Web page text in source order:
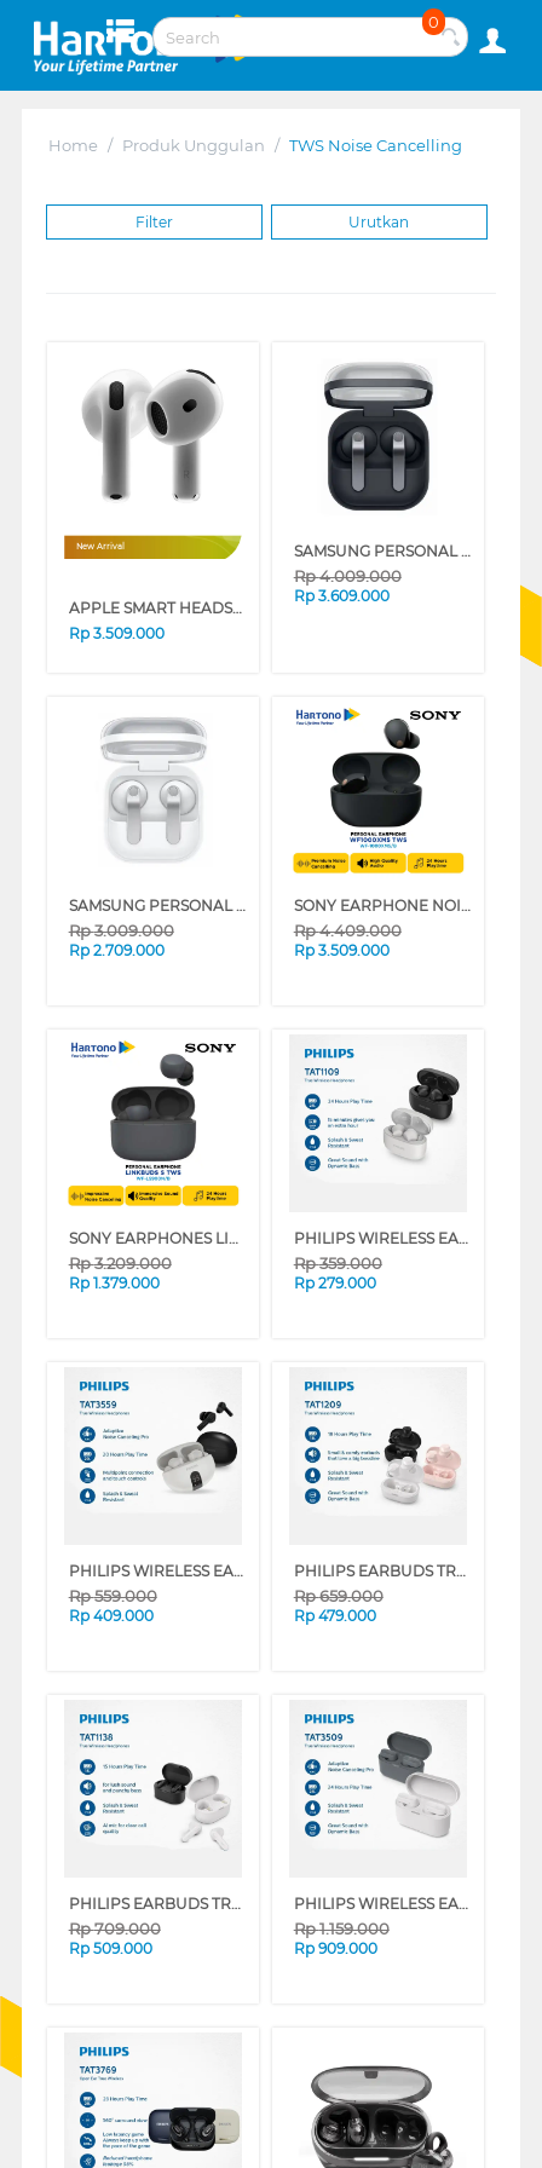
0
Home / Produk Unggulan / TWS Noise Cancelling
Filter Urutkan
New Arrival
APPLE SMART HEADSET AIRPODS 4 ANC MXP63ID/A_GG
Rp 3.509.000
SAMSUNG PERSONAL EARPHONE GALAXY BUDS 4 PRO SERIES
Rp4.009.000
Rp 3.609.000
SAMSUNG PERSONAL EARPHONE GALAXY BUDS 4 SERIES
Rp3.009.000
Rp 2.709.000
SONY EARPHONE NOISE CANCELLING NIRKABEL TWS WF-1000XM5 SERIES
Rp4.409.000
Rp 3.509.000
SONY EARPHONES LINKBUDS S TWS LS900N SERIES
Rp3.209.000
Rp 1.379.000
PHILIPS WIRELESS EARPHONE 100 SERIES
Rp359.000
Rp 279.000
PHILIPS WIRELESS EARPHONE TAT3559 SERIES
Rp559.000
Rp 409.000
PHILIPS EARBUDS TRUE WIRELESS TAT1209 SERIES
Rp659.000
Rp 479.000
PHILIPS EARBUDS TRUE WIRELESS TAT1138 SERIES
Rp709.000
Rp 509.000
PHILIPS WIRELESS EARPHONE TAT3509 SERIES
Rp1.159.000
Rp 909.000